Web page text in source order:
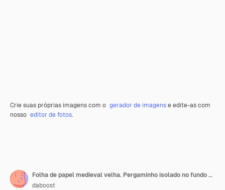
Crie suas próprias imagens com o gerador de imagense edite-as com
nosso editor de fotos.
Folha de papel medieval velha. Pergaminho isolado no fundo branco
daboost